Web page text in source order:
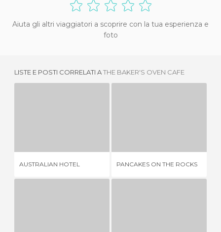
Aiuta gli altri viaggiatori a scoprire con la tua esperienza e
foto
LISTE E POSTI CORRELATI ATHE BAKER'S OVEN CAFE
AUSTRALIAN HOTEL PANCAKES ON THE ROCKS